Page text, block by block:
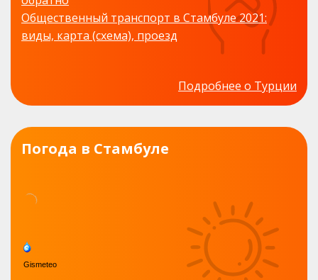
Общественный транспорт в Стамбуле 2021:
виды, карта (схема), проезд
Подробнее о Турции
Погода в Стамбуле